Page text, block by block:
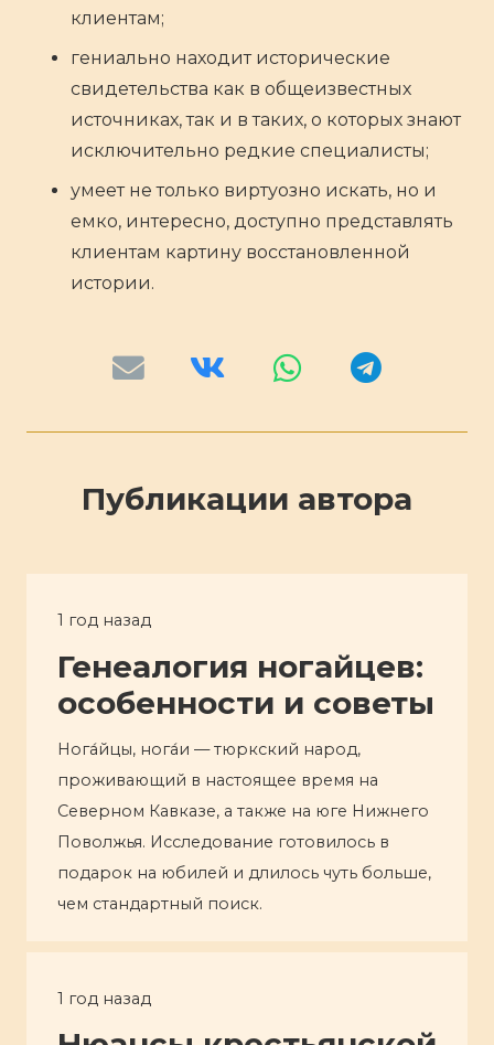
клиентам;
гениально находит исторические
свидетельства как в общеизвестных
источниках, так и в таких, о которых знают
исключительно редкие специалисты;
умеет не только виртуозно искать, но и
емко, интересно, доступно представлять
клиентам картину восстановленной
истории.
Публикации автора
1 год назад
Генеалогия ногайцев:
особенности и советы
Нога́йцы, нога́и — тюркский народ,
проживающий в настоящее время на
Северном Кавказе, а также на юге Нижнего
Поволжья. Исследование готовилось в
подарок на юбилей и длилось чуть больше,
чем стандартный поиск.
1 год назад